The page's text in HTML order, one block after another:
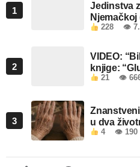
1
Jedinstva
Njemačkoj
228 👁
2
VIDEO:
knjige:
21 👁
3
u dva
4 👁 190